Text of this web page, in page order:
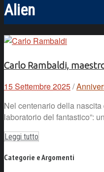
Alien
Carlo Rambaldi,
15 Settembre 2025/
Nel centenario della
laboratorio del fantastico”:
Leggi tutto
Categorie e Argomenti